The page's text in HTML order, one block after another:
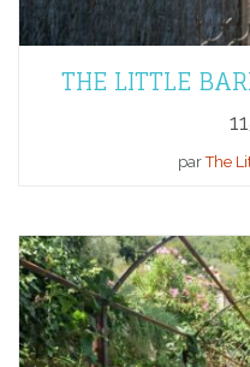
THE LITTLE
parThe